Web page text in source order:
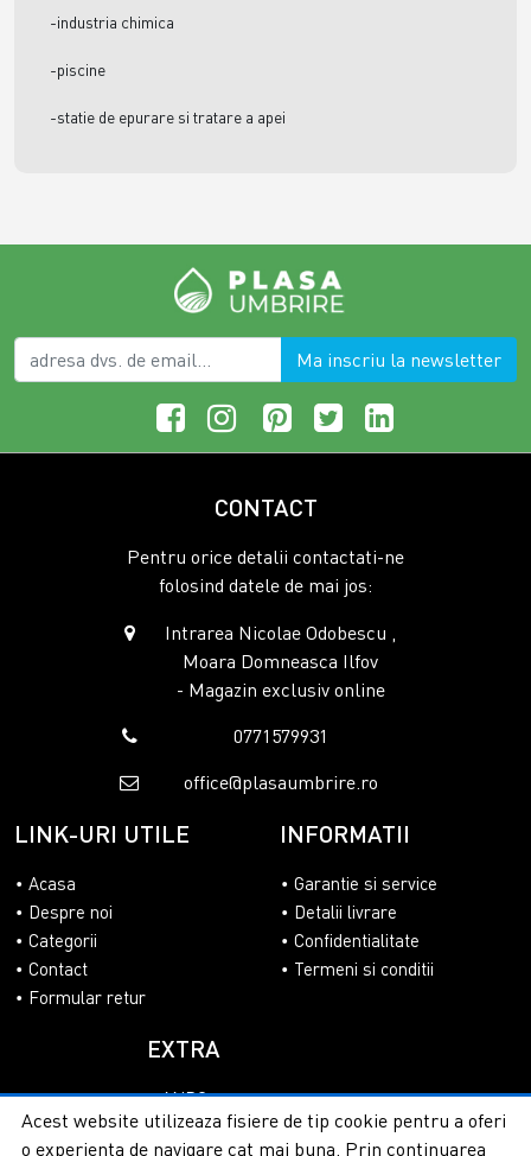
-industria chimica
-piscine
-statie de epurare si tratare a apei
Ma inscriu la newsletter
CONTACT
Pentru orice detalii contactati-ne
folosind datele de mai jos:
Intrarea Nicolae Odobescu ,
Moara Domneasca Ilfov
- Magazin exclusiv online
0771579931
office@plasaumbrire.ro
LINK-URI UTILE
Acasa
Despre noi
Categorii
Contact
Formular retur
INFORMATII
Garantie si service
Detalii livrare
Confidentialitate
Termeni si conditii
EXTRA
ANPC
SOL
Acest website utilizeaza fisiere de tip cookie pentru a oferi
o experienta de navigare cat mai buna. Prin continuarea